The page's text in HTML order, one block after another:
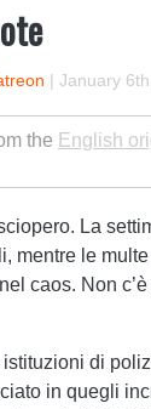
| January
the English
La
mentre le
caos. Non
di
in quegli